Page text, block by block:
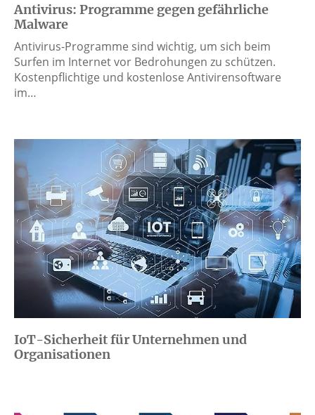
Antivirus: Programme gegen gefährliche
Malware
Antivirus-Programme sind wichtig, um sich beim
Surfen im Internet vor Bedrohungen zu schützen.
Kostenpflichtige und kostenlose Antivirensoftware
im…
IoT-Sicherheit für Unternehmen und
Organisationen